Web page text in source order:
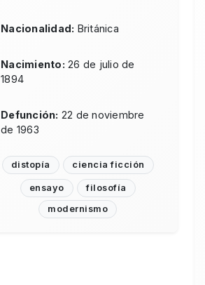
Nacionalidad: Británica
Nacimiento: 26 de julio de
1894
Defunción: 22 de noviembre
de 1963
distopía ciencia ficción
ensayo
filosofía
modernismo